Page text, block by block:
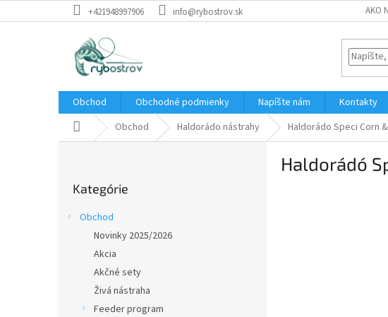
na
+421948997906 info@rybostrov.sk AKO
Obchod Obchodné podmienky Napíšte nám Kontakty
Domov Obchod Haldorádo nástrahy Haldorádo Speci Corn
kategórie
Kategórie
Obchod
Novinky 2025/2026
Akcia
Akčné sety
Živá nástraha
Feeder program
Haldorádó